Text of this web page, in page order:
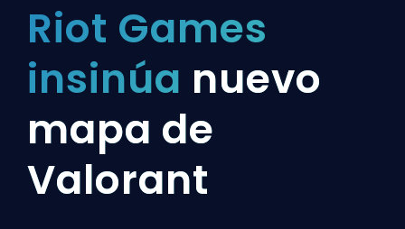
Riot Games
insinúa nuevo
mapa de
Valorant